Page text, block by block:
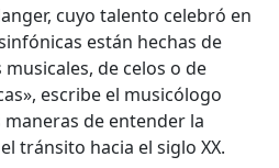
cuyo talento celebró en
están hechas de
de celos o de
escribe el musicólogo
de entender la
tránsito hacia el siglo XX.